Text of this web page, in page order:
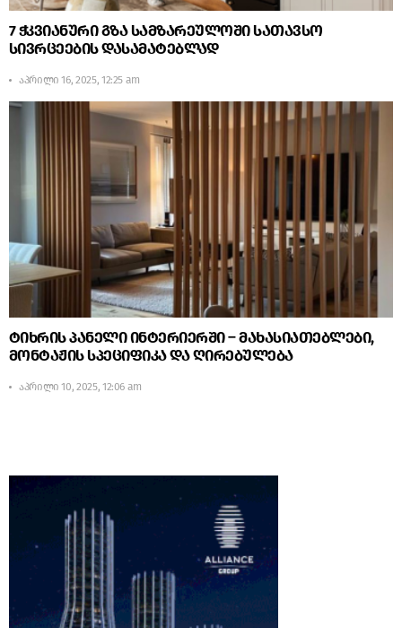
7 ჭკვიანური გზა სამზარეულოში სათავსო
სივრცეების დასამატებლად
აპრილი 16, 2025, 12:25 am
ტიხრის პანელი ინტერიერში – მახასიათებლები,
მონტაჟის სპეციფიკა და ღირებულება
აპრილი 10, 2025, 12:06 am